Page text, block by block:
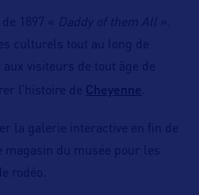
1897 « Daddy of them All ».
culturels tout au long de
aux visiteurs de tout âge de
l’histoire de Cheyenne
la galerie interactive en fin de
magasin du musée pour les
rodéo.